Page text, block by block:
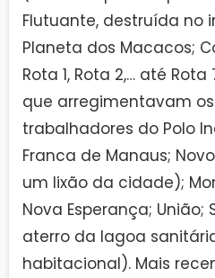
Flutuante, destruída no
Planeta dos Macacos;
Rota 1, Rota 2,… até
que arregimentavam
trabalhadores do Polo
Franca de Manaus;
um lixão da cidade);
Nova Esperança;
aterro da lagoa
habitacional). Mais